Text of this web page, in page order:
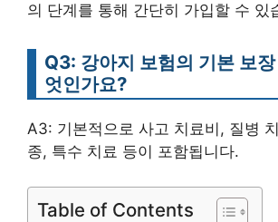
의 단계를 통해 간단히 가입할 수 있
Q3: 강아지 보험의 기본 보
엇인가요?
A3: 기본적으로 사고 치료비, 질병
종, 특수 치료 등이 포함됩니다.
Table of Contents